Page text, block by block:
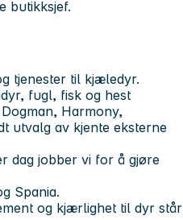
butikksjef.
tjenester til kjæledyr.
fugl, fisk og hest
Harmony,
utvalg av kjente eksterne
dag jobber vi for å gjøre
Spania.
og kjærlighet til dyr står